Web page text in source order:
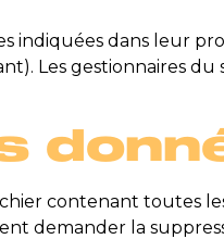
indiquées dans leur
Les gestionnaires du
contenant toutes
demander la